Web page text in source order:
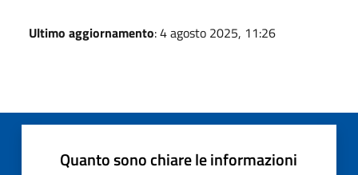
Ultimo aggiornamento: 4 agosto 2025, 11:26
Quanto sono chiare le informazioni